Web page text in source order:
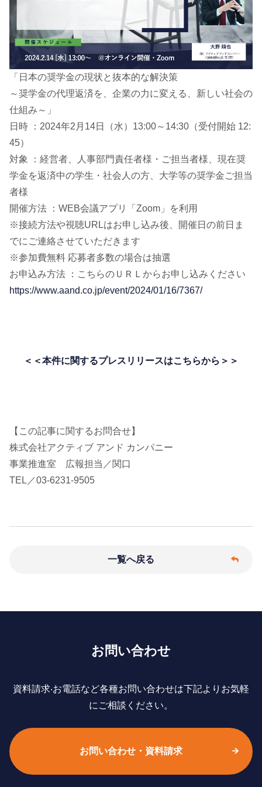
「日本の奨学金の現状と抜本的な解決策
～奨学金の代理返済を、企業の力に変える、新しい社会の
仕組み～」
日時 ：2024年2月14日（水）13:00～14:30（受付開始 12:
45）
対象 ：経営者、人事部門責任者様・ご担当者様、現在奨
学金を返済中の学生・社会人の方、大学等の奨学金ご担当
者様
開催方法 ：WEB会議アプリ「Zoom」を利用
※接続方法や視聴URLはお申し込み後、開催日の前日ま
でにご連絡させていただきます
※参加費無料 応募者多数の場合は抽選
お申込み方法 ：こちらのＵＲＬからお申し込みください
https://www.aand.co.jp/event/2024/01/16/7367/
＜＜本件に関するプレスリリースはこちらから ＞ ＞
【この記事に関するお問合せ】
株式会社アクティブ アンド カンパニー
事業推進室 広報担当／関口
TEL／03-6231-9505
一覧へ戻る
お問い合わせ
資料請求‧お電話など各種お問い合わせは下記よりお気軽
にご相談ください。
お問い合わせ・資料請求